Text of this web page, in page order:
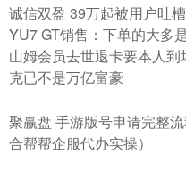
诚信双盈 39万起被用户吐
YU7 GT销售：下单的大多
山姆会员去世退卡要本人
克已不是万亿富豪
聚赢盘 手游版号申请完整
合帮帮企服代办实操）